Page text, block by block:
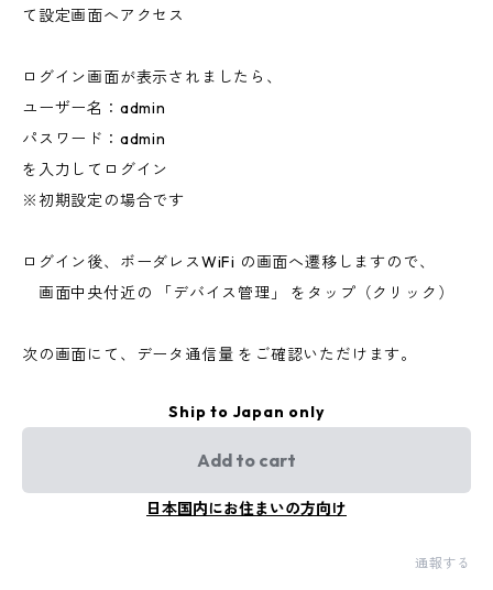
て設定画面へアクセス
ログイン画面が表示されましたら、
ユーザー名：admin
パスワード：admin
を入力してログイン
※初期設定の場合です
ログイン後、ボーダレスWiFi の画面へ遷移しますので、
画面中央付近の 「デバイス管理」 をタップ（クリック）
次の画面にて、データ通信量 をご確認いただけます。
Ship to Japan only
Add to cart
日本国内にお住まいの方向け
通報する